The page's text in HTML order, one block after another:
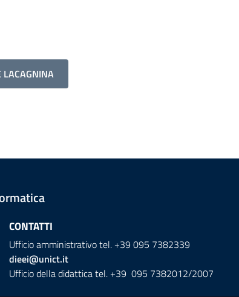
LACAGNINA
CONTATTI
Ufficio amministrativo tel. +39 095 7382339
dieei@unict.it
Ufficio della didattica tel. +39 095 7382012/2007